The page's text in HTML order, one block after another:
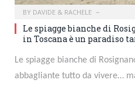
BY DAVIDE & RACHELE
Le spiagge bianche di
in Toscana è un paradiso
Le spiagge bianche di
abbagliante tutto da vivere…